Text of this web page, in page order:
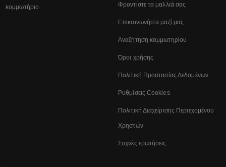
κομμωτήριο Φροντίστε τα μαλλιά σας
Επικοινωνήστε μαζί μας
Αναζήτηση κομμωτηρίου
Όροι χρήσης
Πολιτική Προστασίας Δεδομένων
Ρυθμίσεις Cookies
Πολιτική Διαχείρισης Περιεχομένου
Χρηστών
Συχνές ερωτήσεις